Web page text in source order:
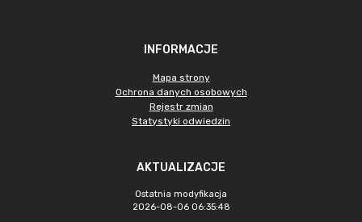
INFORMACJE
Mapa strony
Ochrona danych osobowych
Rejestr zmian
Statystyki odwiedzin
AKTUALIZACJE
Ostatnia modyfikacja
2026-08-06 06:35:48